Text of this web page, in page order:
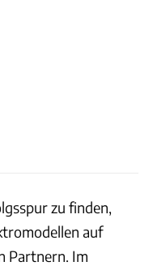
zu finden,
auf
Partnern. Im